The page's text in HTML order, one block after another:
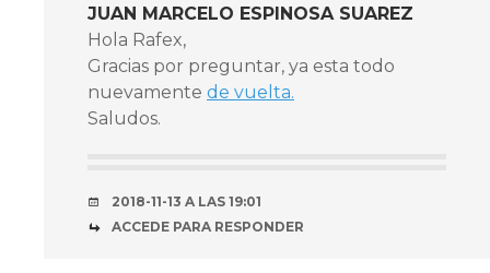
JUAN MARCELO ESPINOSA SUAREZ
Hola Rafex,
Gracias por preguntar, ya esta todo
nuevamente de vuelta.
Saludos.
2018-11-13 A LAS 19:01
ACCEDE PARA RESPONDER